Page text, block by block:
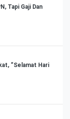
Tapi Gaji Dan
“Selamat Hari